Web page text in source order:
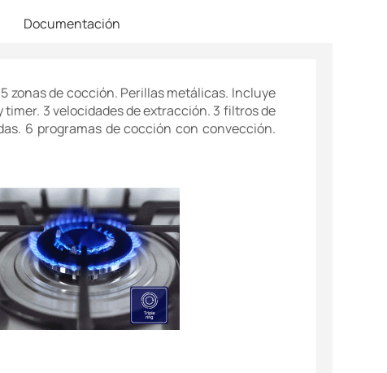
Documentación
zonas de cocción. Perillas metálicas. Incluye
3 velocidades de extracción. 3 filtros de
6 programas de cocción con convección.